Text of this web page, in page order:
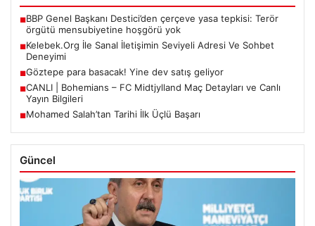
■BBP Genel Başkanı Destici’den çerçeve yasa tepkisi: Terör
örgütü mensubiyetine hoşgörü yok
■Kelebek.Org İle Sanal İletişimin Seviyeli Adresi Ve Sohbet
Deneyimi
■Göztepe para basacak! Yine dev satış geliyor
■CANLI | Bohemians – FC Midtjylland Maç Detayları ve Canlı
Yayın Bilgileri
■Mohamed Salah’tan Tarihi İlk Üçlü Başarı
Güncel